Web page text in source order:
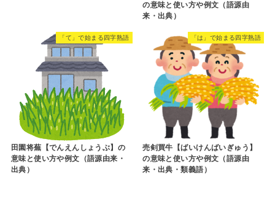
の意味と使い方や例文（語源由
来・出典）
「て」で始まる四字熟語
田園将蕪【でんえんしょうぶ】の
意味と使い方や例文（語源由来・
出典）
「は」で始まる四字熟語
売剣買牛【ばいけんばいぎゅう】
の意味と使い方や例文（語源由
来・出典・類義語）